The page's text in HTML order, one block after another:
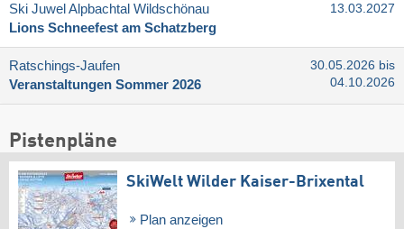
Ski Juwel Alpbachtal Wildschönau
Lions Schneefest am Schatzberg
13.03.2027
Ratschings-Jaufen
Veranstaltungen Sommer 2026
30.05.2026 bis
04.10.2026
Pistenpläne
SkiWelt Wilder Kaiser-Brixental
Plan anzeigen